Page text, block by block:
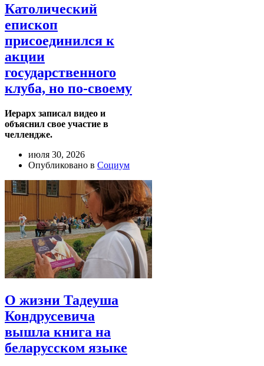
Католический
епископ
присоединился к
акции
государственного
клуба, но по-своему
Иерарх записал видео и
объяснил свое участие в
челлендже.
июля 30, 2026
Опубликовано в Социум
О жизни Тадеуша
Кондрусевича
вышла книга на
беларусском языке